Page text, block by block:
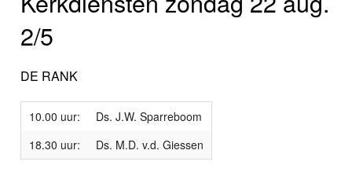
2/5
DE RANK
10.00 uur:
Ds. J.W. Sparreboom
18.30 uur:
Ds. M.D. v.d. Giessen